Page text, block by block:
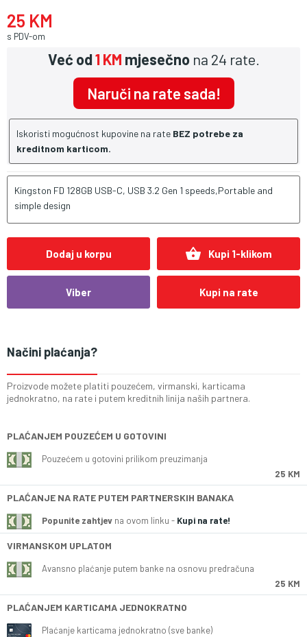
25 KM
s PDV-om
Već od1 KM mjesečno na 24 rate.
Naruči na rate sada!
Iskoristi mogućnost kupovine na rate BEZ potrebe za
kreditnom karticom.
Kingston FD 128GB USB-C, USB 3.2 Gen 1 speeds,Portable and
simple design
Dodaj u korpu shopping_basket Kupi 1-klikom
Viber Kupi na rate
Načini plaćanja?
Proizvode možete platiti pouzećem, virmanski, karticama
jednokratno, na rate i putem kreditnih linija naših partnera.
PLAĆANJEM POUZEĆEM U GOTOVINI
Pouzećem u gotovini prilikom preuzimanja
25 KM
PLAĆANJE NA RATE PUTEM PARTNERSKIH BANAKA
Popunite zahtjev na ovom linku - Kupi na rate!
VIRMANSKOM UPLATOM
Avansno plaćanje putem banke na osnovu predračuna
25 KM
PLAĆANJEM KARTICAMA JEDNOKRATNO
Plaćanje karticama jednokratno (sve banke)